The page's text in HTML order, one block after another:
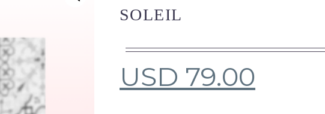
SOLEIL
USD 79.00